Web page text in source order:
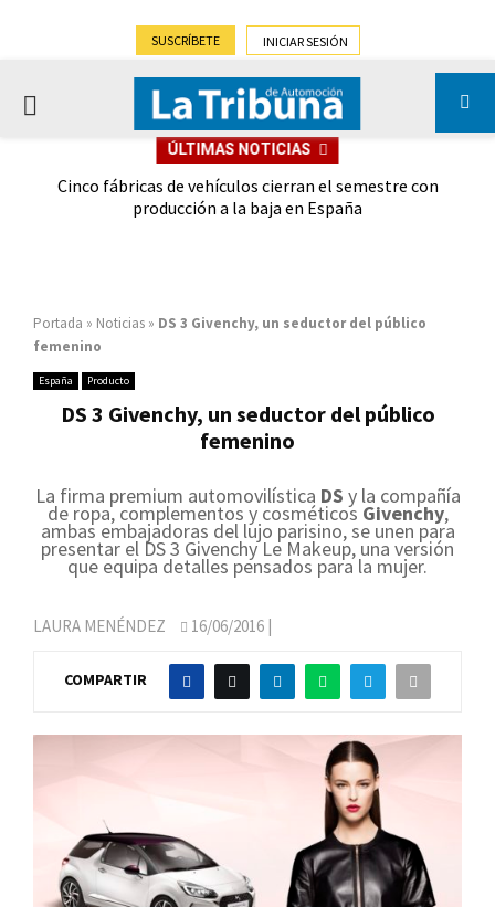
SUSCRÍBETE INICIAR SESIÓN
PRIMARY
ÚLTIMAS NOTICIAS
Cinco fábricas de vehículos cierran el semestre con
producción a la baja en España
Portada » Noticias » DS 3 Givenchy, un seductor del público
femenino
España Producto
DS 3 Givenchy, un seductor del público
femenino
La firma premium automovilística DS y la compañía
de ropa, complementos y cosméticos Givenchy,
ambas embajadoras del lujo parisino, se unen para
presentar el DS 3 Givenchy Le Makeup, una versión
que equipa detalles pensados para la mujer.
LAURA MENÉNDEZ 16/06/2016 |
COMPARTIR